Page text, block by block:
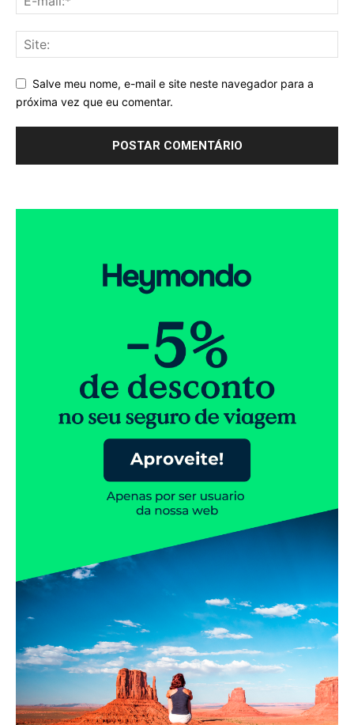
Salve meu nome, e-mail e site neste navegador para a
próxima vez que eu comentar.